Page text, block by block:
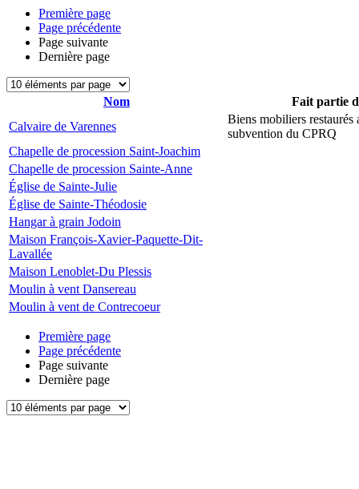
Première page
Page précédente
Page suivante
Dernière page
Nom
Fait partie
Calvaire de Varennes
Biens mobiliers restaurés
subvention du CPRQ
Chapelle de procession Saint-Joachim
Chapelle de procession Sainte-Anne
Église de Sainte-Julie
Église de Sainte-Théodosie
Hangar à grain Jodoin
Maison François-Xavier-Paquette-Dit-
Lavallée
Maison Lenoblet-Du Plessis
Moulin à vent Dansereau
Moulin à vent de Contrecoeur
Première page
Page précédente
Page suivante
Dernière page